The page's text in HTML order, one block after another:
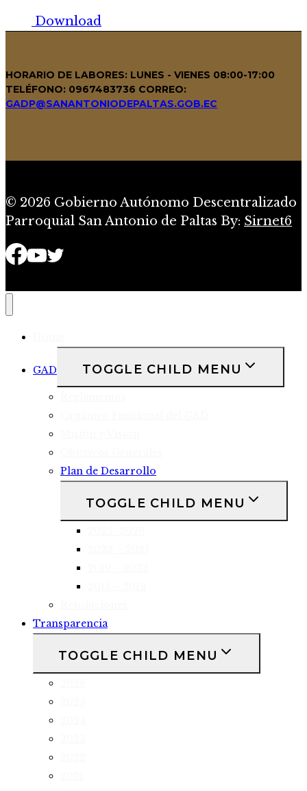
Download
HORARIO DE LABORES: LUNES - VIENES 08:00-17:00
TELÉFONO: 0967483736 CORREO:
GADP@SANANTONIODEPALTAS.GOB.EC
© 2026 Gobierno Autónomo Descentralizado
Parroquial San Antonio de Paltas By: Sirnet6
GAD TOGGLE CHILD MENU
Plan de Desarrollo
TOGGLE CHILD MENU
Transparencia
TOGGLE CHILD MENU